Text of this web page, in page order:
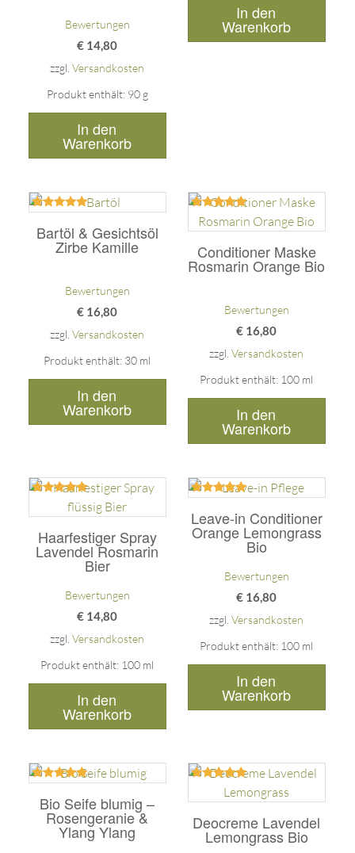
Bewertungen
€ 14,80
zzgl.Versandkosten
Produkt enthält: 90 g
In den
Warenkorb
In den
Warenkorb
Bartöl & Gesichtsöl
Zirbe Kamille
mit
5.00
von 5
Bewertungen
€ 16,80
zzgl.Versandkosten
Produkt enthält: 30 ml
In den
Warenkorb
Conditioner Maske
Rosmarin Orange Bio
Bewertet
mit
von 5
Bewertungen
€ 16,80
zzgl.Versandkosten
Produkt enthält: 100 ml
In den
Warenkorb
Haarfestiger Spray
Lavendel Rosmarin
Bier
Bewertet
mit
von 5
Bewertungen
€ 14,80
zzgl.Versandkosten
Produkt enthält: 100 ml
In den
Warenkorb
Leave-in Conditioner
Orange Lemongrass
Bio
5.00
von 5
Bewertungen
€ 16,80
zzgl.Versandkosten
Produkt enthält: 100 ml
In den
Warenkorb
Bio Seife blumig –
Rosengeranie &
Ylang Ylang
mit
5.00
von 5
Deocreme Lavendel
Lemongrass Bio
Bewertet
mit
von 5